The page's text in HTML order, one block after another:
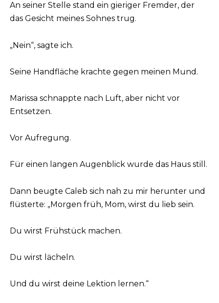
An seiner Stelle stand ein gieriger Fremder, der
das Gesicht meines Sohnes trug.
„Nein“, sagte ich.
Seine Handfläche krachte gegen meinen Mund.
Marissa schnappte nach Luft, aber nicht vor
Entsetzen.
Vor Aufregung.
Für einen langen Augenblick wurde das Haus still.
Dann beugte Caleb sich nah zu mir herunter und
flüsterte: „Morgen früh, Mom, wirst du lieb sein.
Du wirst Frühstück machen.
Du wirst lächeln.
Und du wirst deine Lektion lernen.“